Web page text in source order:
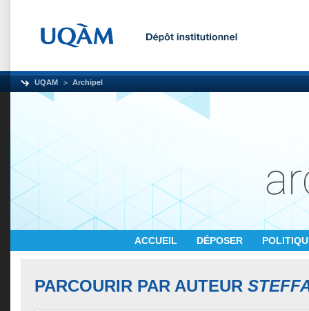
UQAM Archipel
ACCUEIL DÉPOSER
PARCOURIR PAR AUTEUR